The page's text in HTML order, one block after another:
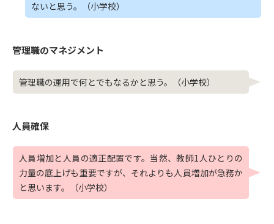
ないと思う。（小学校）
管理職のマネジメント
管理職の運用で何とでもなるかと思う。（小学校）
人員確保
人員増加と人員の適正配置です。当然、教師1人ひとりの
力量の底上げも重要ですが、それよりも人員増加が急務か
と思います。（小学校）